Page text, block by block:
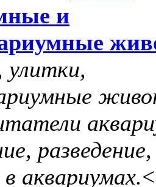
и
улитки,
разведение,
аквариумах.<